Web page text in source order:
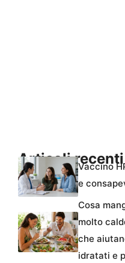
Articoli recenti
Vaccino
e
Cosa
molto
che
idratati e